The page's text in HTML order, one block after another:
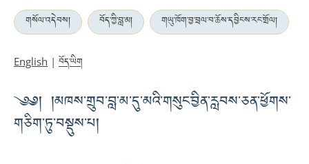
གསོལ་འདེབས། བོད་ཀྱི་བླ་མ། གཡུ་ཁོག་བྱ་བྲལ་བ་ཆོས་དབྱིངས་རང་གྲོལ།
English | བོད་ཡིག
༄༅། །མཁས་གྲུབ་བླ་མ་དུ་མའི་གསུང་བྱིན་རླབས་ཅན་ཕྱོགས་
གཅིག་ཏུ་བསྡུས་པ།